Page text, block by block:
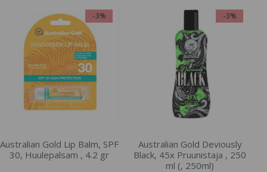
-3%
Australian Gold Lip Balm, SPF
30, Huulepalsam , 4.2 gr
-3%
Australian Gold Deviously
Black, 45x Pruunistaja , 250
ml (, 250ml)